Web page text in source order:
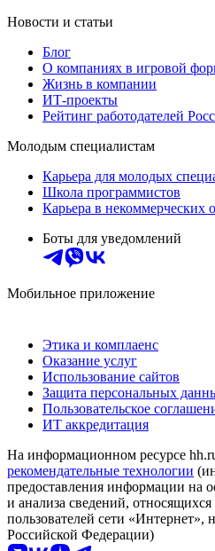
Новости и статьи
Блог
О компаниях в игровой
Жизнь в компании
ИТ-проекты
Рейтинг работодателей
Молодым специалистам
Карьера для молодых
Школа программистов
Карьера в некоммерческих
Боты для уведомлений
Мобильное приложение
Этика и комплаенс
Оказание услуг
Использование сайтов
Защита персональных
Пользовательское
ИТ аккредитация
На информационном ресурсе
рекомендательные технологии
предоставления информации на
и анализа сведений,
пользователей сети «Интернет»,
Российской Федерации)